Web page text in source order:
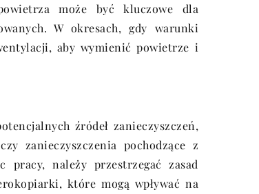
może być kluczowe dla
W okresach, gdy warunki
aby wymienić powietrze i
źródeł zanieczyszczeń,
zanieczyszczenia pochodzące z
należy przestrzegać zasad
które mogą wpływać na